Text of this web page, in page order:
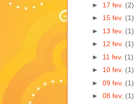
► 17 fev. (2)
► 15 fev. (1)
► 13 fev. (1)
► 12 fev. (1)
► 11 fev. (1)
► 10 fev. (1)
► 09 fev. (1)
► 08 fev. (1)